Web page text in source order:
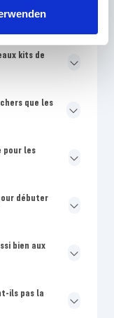
sont-elles
kits de
que les
pour les
débuter
bien aux
ils pas la